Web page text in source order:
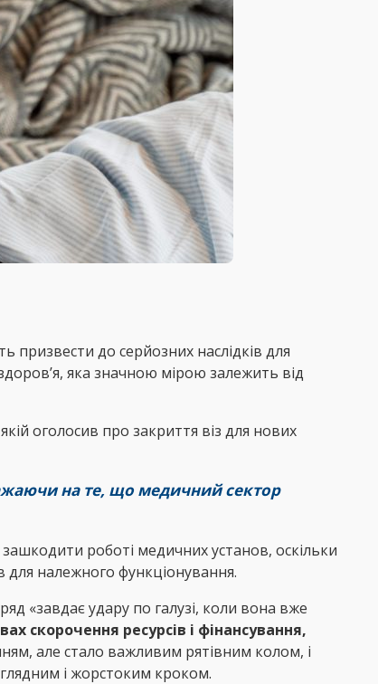
призвести до серйозних наслідків для
яка значною мірою залежить від
оголосив про закриття віз для нових
на те, що медичний сектор
роботі медичних установ, оскільки
для належного функціонування.
«завдає удару по галузі, коли вона вже
скорочення ресурсів і фінансування,
але стало важливим рятівним колом, і
і жорстоким кроком.